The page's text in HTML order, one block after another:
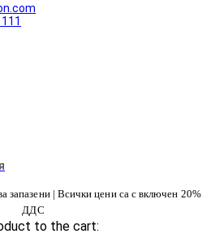
запазени | Всички цени са с включен 20%
ДДС
to the cart: